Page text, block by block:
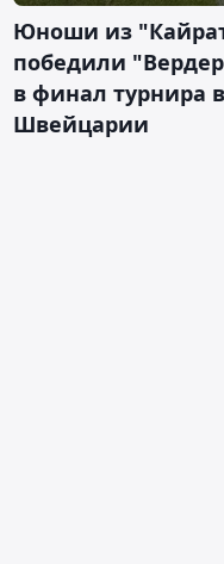
Юноши из
победили
в финал турнира в
Швейцарии